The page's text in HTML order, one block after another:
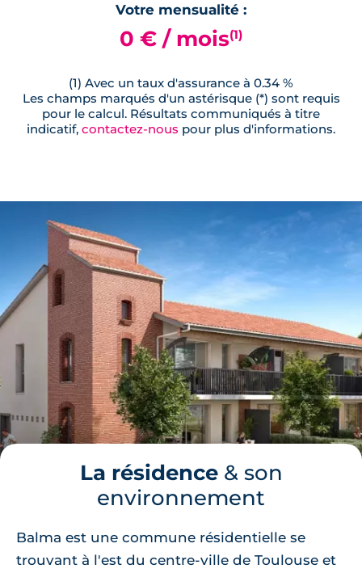
Votre mensualité :
0 € / mois(1)
(1) Avec un taux d'assurance à 0.34 %
Les champs marqués d'un astérisque (*) sont requis
pour le calcul. Résultats communiqués à titre
indicatif, contactez-nous pour plus d'informations.
La résidence& son
environnement
Balma est une commune résidentielle se
trouvant à l'est du centre-ville de Toulouse et